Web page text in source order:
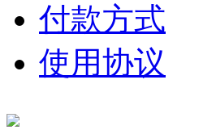
付款方式
使用协议